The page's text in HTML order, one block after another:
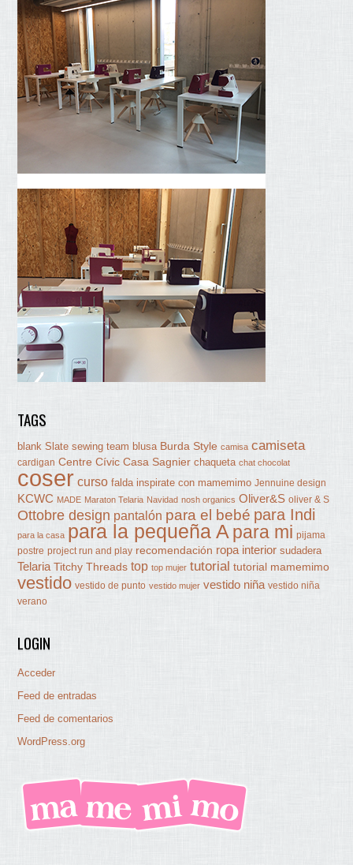
TAGS
blank Slate sewing team blusa Burda Style camisa camiseta
cardigan Centre Cívic Casa Sagnier chaqueta chat chocolat
coser curso falda inspirate con mamemimo Jennuine design
KCWC MADE Maraton Telaria Navidad nosh organics Oliver&S oliver & S
Ottobre design pantalón para el bebé para Indi
para la casa para la pequeña A para mi pijama
postre project run and play recomendación ropa interior sudadera
Telaria Titchy Threads top top mujer tutorial tutorial mamemimo
vestido vestido de punto vestido mujer vestido niña vestido niña
verano
LOGIN
Acceder
Feed de entradas
Feed de comentarios
WordPress.org